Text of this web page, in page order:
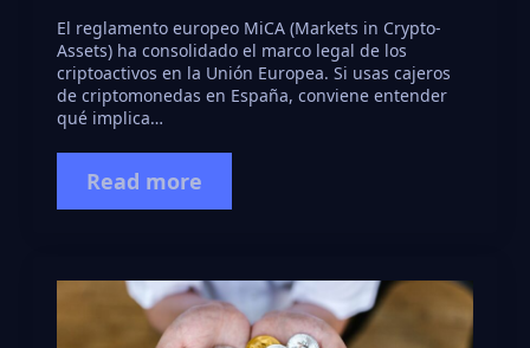
El reglamento europeo MiCA (Markets in Crypto-
Assets) ha consolidado el marco legal de los
criptoactivos en la Unión Europea. Si usas cajeros
de criptomonedas en España, conviene entender
qué implica…
Read more